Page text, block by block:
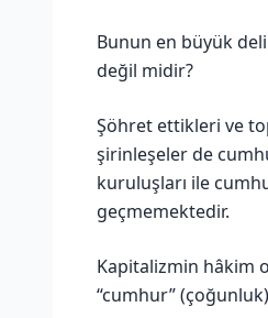
Bunun en büyük
değil midir?
Şöhret ettikleri ve
şirinleşeler de
kuruluşları ile
geçmemektedir.
Kapitalizmin hâkim
“cumhur”